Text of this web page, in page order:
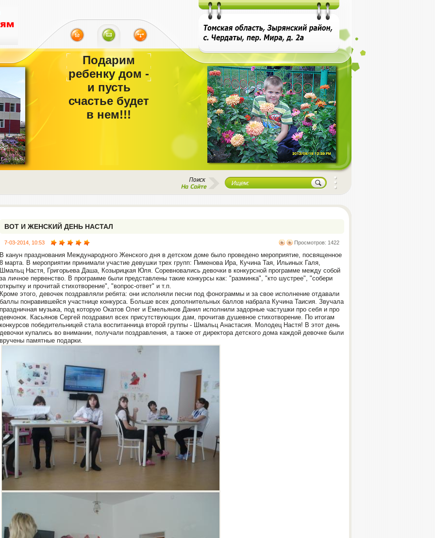
Подарим
ребенку дом -
и пусть
счастье будет
в нем!!!
ВОТ И ЖЕНСКИЙ ДЕНЬ НАСТАЛ
7-03-2014, 10:53 Просмотров: 1422
В канун празднования Международного Женского дня в детском доме было проведено мероприятие, посвященное
8 марта. В мероприятии принимали участие девушки трех групп: Пименова Ира, Кучина Тая, Ильиных Галя,
Шмальц Настя, Григорьева Даша, Козырицкая Юля. Соревновались девочки в конкурсной программе между собой
за личное первенство. В программе были представлены такие конкурсы как: "разминка", "кто шустрее", "собери
открытку и прочитай стихотворение", "вопрос-ответ" и т.п.
Кроме этого, девочек поздравляли ребята: они исполняли песни под фонограммы и за свое исполнение отдавали
баллы понравившейся участнице конкурса. Больше всех дополнительных баллов набрала Кучина Таисия. Звучала
праздничная музыка, под которую Окатов Олег и Емельянов Данил исполнили задорные частушки про себя и про
девчонок. Касьянов Сергей поздравил всех присутствующих дам, прочитав душевное стихотворение. По итогам
конкурсов победительницей стала воспитанница второй группы - Шмальц Анастасия. Молодец Настя! В этот день
девочки купались во внимании, получали поздравления, а также от директора детского дома каждой девочке были
вручены памятные подарки.